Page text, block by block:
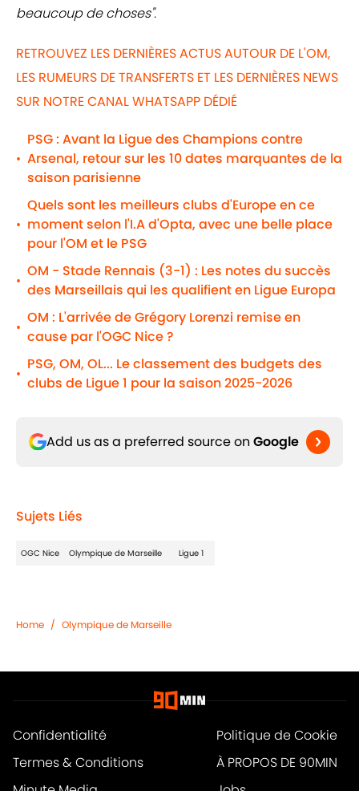
beaucoup de choses".
RETROUVEZ LES DERNIÈRES ACTUS AUTOUR DE L'OM,
LES RUMEURS DE TRANSFERTS ET LES DERNIÈRES NEWS
SUR NOTRE CANAL WHATSAPP DÉDIÉ
•
PSG : Avant la Ligue des Champions contre
Arsenal, retour sur les 10 dates marquantes de la
saison parisienne
•
Quels sont les meilleurs clubs d'Europe en ce
moment selon l'I.A d'Opta, avec une belle place
pour l'OM et le PSG
•
OM - Stade Rennais (3-1) : Les notes du succès
des Marseillais qui les qualifient en Ligue Europa
•
OM : L'arrivée de Grégory Lorenzi remise en
cause par l'OGC Nice ?
•
PSG, OM, OL... Le classement des budgets des
clubs de Ligue 1 pour la saison 2025-2026
Add us as a preferred source on Google
Sujets Liés
OGC Nice Olympique de Marseille Ligue 1
Home / Olympique de Marseille
Confidentialité
Politique de Cookie
Termes & Conditions
À PROPOS DE 90MIN